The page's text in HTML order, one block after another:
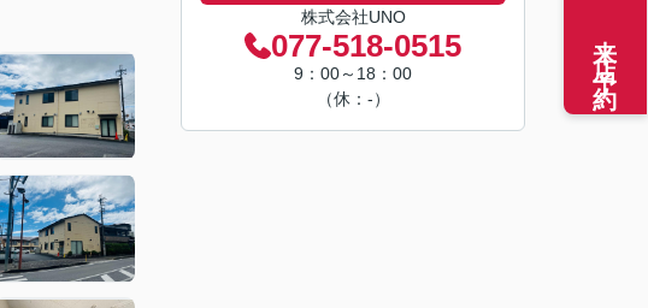
株式会社UNO
077-518-0515
9：00～18：00
（休：-）
来店予約